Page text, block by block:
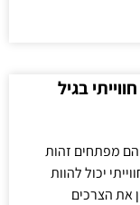
בגיל
הם מפתחים זהות
יכול להוות
את הצרכים